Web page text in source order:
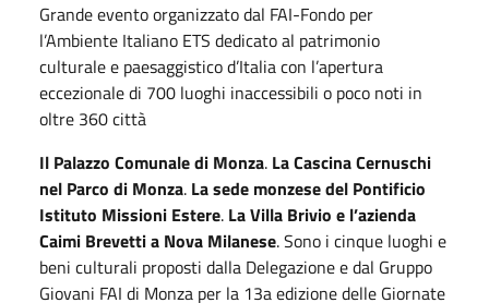
Grande evento organizzato dal FAI-Fondo per
l’Ambiente Italiano ETS dedicato al patrimonio
culturale e paesaggistico d’Italia con l’apertura
eccezionale di 700 luoghi inaccessibili o poco noti in
oltre 360 città
Il Palazzo Comunale di Monza. La Cascina Cernuschi
nel Parco di Monza. La sede monzese del Pontificio
Istituto Missioni Estere. La Villa Brivio e l’azienda
Caimi Brevetti a Nova Milanese. Sono i cinque luoghi e
beni culturali proposti dalla Delegazione e dal Gruppo
Giovani FAI di Monza per la 13a edizione delle Giornate